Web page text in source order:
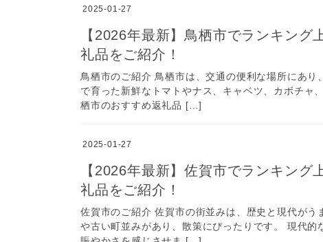
2025-01-27
【2026年最新】鳥栖市でランキン
礼品をご紹介！
鳥栖市のご紹介 鳥栖市は、交通の便利な場所にあ
で育った新鮮なトマトやナス、キャベツ、カボチャ
栖市のおすすめ返礼品 […]
2025-01-27
【2026年最新】佐賀市でランキン
礼品をご紹介！
佐賀市のご紹介 佐賀市の街並みは、歴史と現代が
や古い町並みがあり、散策にぴったりです。 現代的